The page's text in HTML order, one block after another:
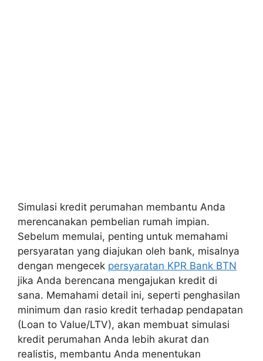
Simulasi kredit perumahan membantu Anda
merencanakan pembelian rumah impian.
Sebelum memulai, penting untuk memahami
persyaratan yang diajukan oleh bank, misalnya
dengan mengecek persyaratan KPR Bank BTN
jika Anda berencana mengajukan kredit di
sana. Memahami detail ini, seperti penghasilan
minimum dan rasio kredit terhadap pendapatan
(Loan to Value/LTV), akan membuat simulasi
kredit perumahan Anda lebih akurat dan
realistis, membantu Anda menentukan